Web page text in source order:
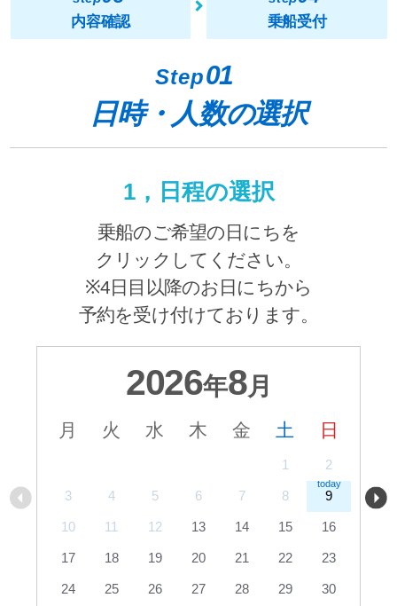
内容確認 乗船受付
Step01
日時・人数の選択
1，日程の選択
乗船のご希望の日にちを
クリックしてください。
※4日目以降のお日にちから
予約を受け付けております。
2026年8月
月 火 水 木 金 土 日
1 2
3 4 5 6 7 8 9
10 11 12 13 14 15 16
17 18 19 20 21 22 23
24 25 26 27 28 29 30